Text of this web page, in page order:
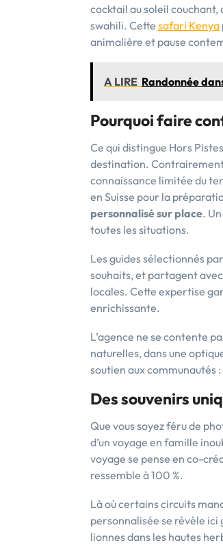
cocktail au soleil couchant,
swahili. Cette safari Kenya
animalière et pause
A LIRE Randonnée
Pourquoi faire
Ce qui distingue Hors
destination. Contrairement
connaissance limitée du
en Suisse pour la
personnalisé sur place.
toutes les situations.
Les guides sélectionnés
souhaits, et partagent
locales. Cette expertise
enrichissante.
L’agence ne se contente
naturelles, dans une
soutien aux communautés
Des souvenirs
Que vous soyez féru de
d’un voyage en famille
voyage se pense en co-
ressemble à 100 %.
Là où certains circuits
personnalisée se révèle ici
lionnes dans les hautes